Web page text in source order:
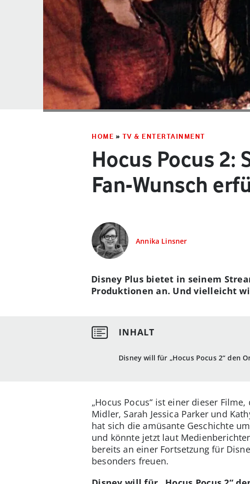
HOME » TV & ENTERTAINMENT
Hocus Pocus 2:
Fan-Wunsch
Annika Linsner
Disney will für „Hocus Pocus 2“ den
Disney Plus bietet in seinem
Produktionen an. Und vielleicht
„Hocus Pocus“ ist einer dieser
Midler, Sarah Jessica Parker und
hat sich die amüsante Geschichte
und könnte jetzt laut
bereits an einer Fortsetzung für
besonders freuen.